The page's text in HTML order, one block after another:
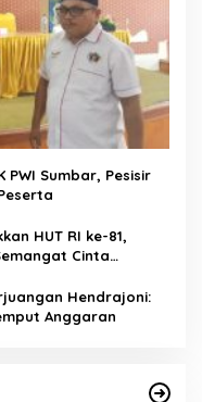
PWI Sumbar, Pesisir
HUT RI ke-81,
Cinta
Hendrajoni:
Anggaran